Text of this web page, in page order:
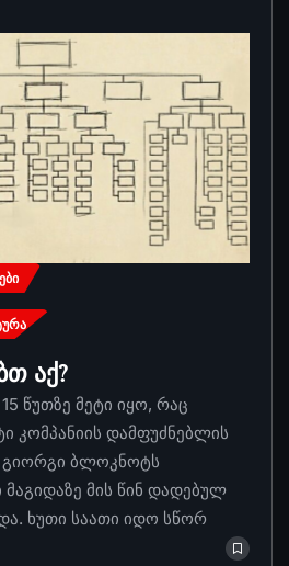
აქ?
წუთზე მეტი იყო, რაც
კომპანიის დამფუძნებლის
გიორგი ბლოკნოტს
მაგიდაზე მის წინ დადებულ
ხუთი საათი იდო სწორ